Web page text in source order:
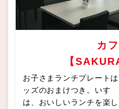
カ
【
お子さまランチプレート
ッズのおまけつき。いす
は、おいしいランチを楽し